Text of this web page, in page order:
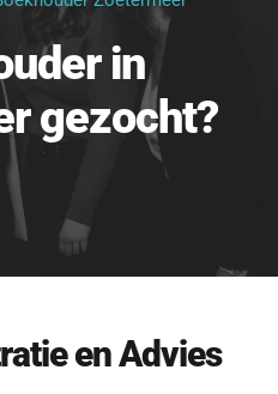
in
gezocht?
en Advies